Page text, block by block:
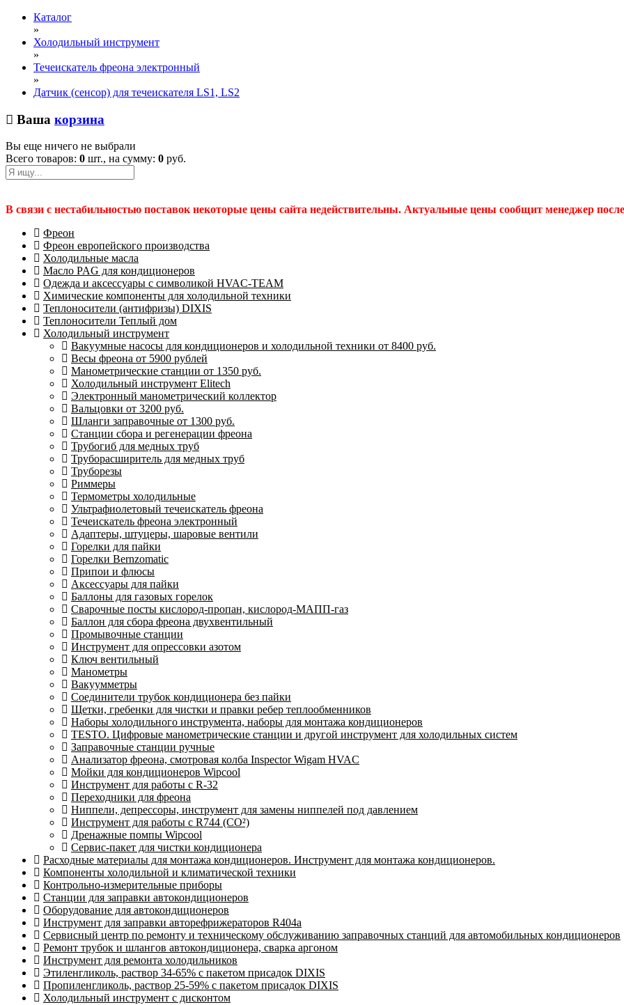
Каталог
»
Холодильный инструмент
»
Течеискатель фреона электронный
»
Датчик (сенсор) для течеискателя LS1, LS2
Ваша корзина
Вы еще ничего не выбрали
Всего товаров: 0 шт., на сумму: 0 руб.
В связи с нестабильностью поставок некоторые цены сайта недействительны. Актуальные цены сообщит менеджер
Фреон
Фреон европейского производства
Холодильные масла
Масло PAG для кондиционеров
Одежда и аксессуары с символикой HVAC-TEAM
Химические компоненты для холодильной техники
Теплоносители (антифризы) DIXIS
Теплоносители Теплый дом
Холодильный инструмент
Вакуумные насосы для кондиционеров и холодильной техники от 8400 руб.
Весы фреона от 5900 рублей
Манометрические станции от 1350 руб.
Холодильный инструмент Elitech
Электронный манометрический коллектор
Вальцовки от 3200 руб.
Шланги заправочные от 1300 руб.
Станции сбора и регенерации фреона
Трубогиб для медных труб
Труборасширитель для медных труб
Труборезы
Риммеры
Термометры холодильные
Ультрафиолетовый течеискатель фреона
Течеискатель фреона электронный
Адаптеры, штуцеры, шаровые вентили
Горелки для пайки
Горелки Bernzomatic
Припои и флюсы
Аксессуары для пайки
Баллоны для газовых горелок
Сварочные посты кислород-пропан, кислород-МАПП-газ
Баллон для сбора фреона двухвентильный
Промывочные станции
Инструмент для опрессовки азотом
Ключ вентильный
Манометры
Вакуумметры
Соединители трубок кондиционера без пайки
Щетки, гребенки для чистки и правки ребер теплообменников
Наборы холодильного инструмента, наборы для монтажа кондиционеров
TESTO. Цифровые манометрические станции и другой инструмент для холодильных систем
Заправочные станции ручные
Анализатор фреона, смотровая колба Inspector Wigam HVAC
Мойки для кондиционеров Wipcool
Инструмент для работы с R-32
Переходники для фреона
Ниппели, депрессоры, инструмент для замены ниппелей под давлением
Инструмент для работы с R744 (CO²)
Дренажные помпы Wipcool
Сервис-пакет для чистки кондиционера
Расходные материалы для монтажа кондиционеров. Инструмент для монтажа кондиционеров.
Компоненты холодильной и климатической техники
Контрольно-измерительные приборы
Станции для заправки автокондиционеров
Оборудование для автокондиционеров
Инструмент для заправки авторефрижераторов R404a
Сервисный центр по ремонту и техническому обслуживанию заправочных станций для автомобильных кондиционеров
Ремонт трубок и шлангов автокондиционера, сварка аргоном
Инструмент для ремонта холодильников
Этиленгликоль, раствор 34-65% с пакетом присадок DIXIS
Пропиленгликоль, раствор 25-59% с пакетом присадок DIXIS
Холодильный инструмент с дисконтом